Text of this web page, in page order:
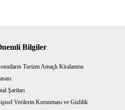
Bilgiler
Turizm Amaçlı Kiralanma
Şartları
Verilerin Korunması ve Gizlilik